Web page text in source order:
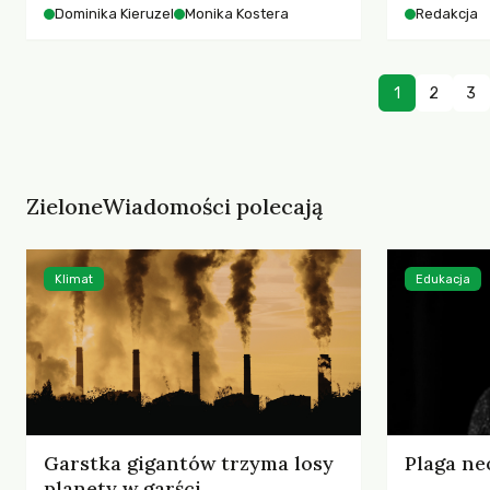
współczesnego miasta.
Dominika Kieruzel Monika Kostera Redakcja
1 2 3
ZieloneWiadomości polecają
Garstka gigantów trzyma losy
Klimat
Plaga
Edukacja